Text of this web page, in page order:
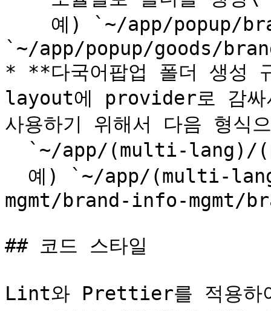
`~/app/popup/goods/
* **다국어팝업 폴더 생성
layout에 provider로 감싸
사용하기 위해서 다음 형식
mgmt/brand-info-
## 코드 스타일
Lint와 Prettier를 적용하